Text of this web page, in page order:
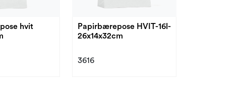
hvit
Papirbærepose HVIT-16l-
26x14x32cm
3616